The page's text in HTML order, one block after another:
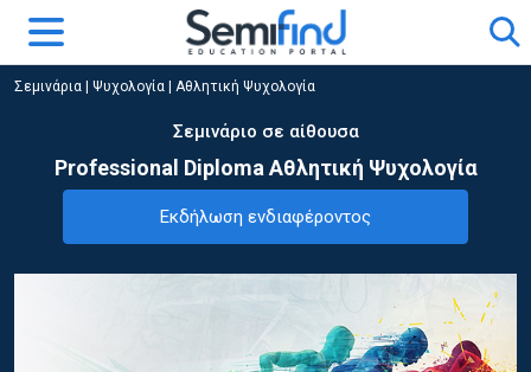
Σεμινάρια Ψυχολογία Αθλητική Ψυχολογία
Σεμινάριο σε αίθουσα
Professional Diploma Αθλητική Ψυχολογία
Εκδήλωση ενδιαφέροντος